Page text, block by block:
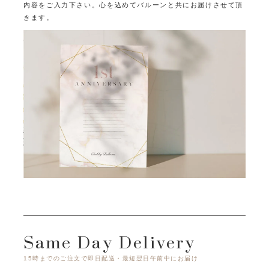
内容をご入力下さい。心を込めてバルーンと共にお届けさせて頂
きます。
Same Day Delivery
15時までのご注文で即日配送・最短翌日午前中にお届け